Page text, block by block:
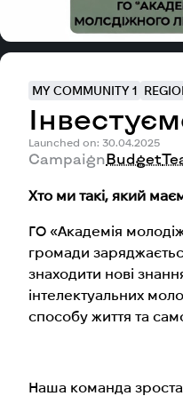
MY COMMUNITY 1
Launched on: 30.04.2025
CampaignBudget
Хто ми такі, який
ГО «Академія
громади
знаходити нові
інтелектуальних
способу життя та
Наша команда